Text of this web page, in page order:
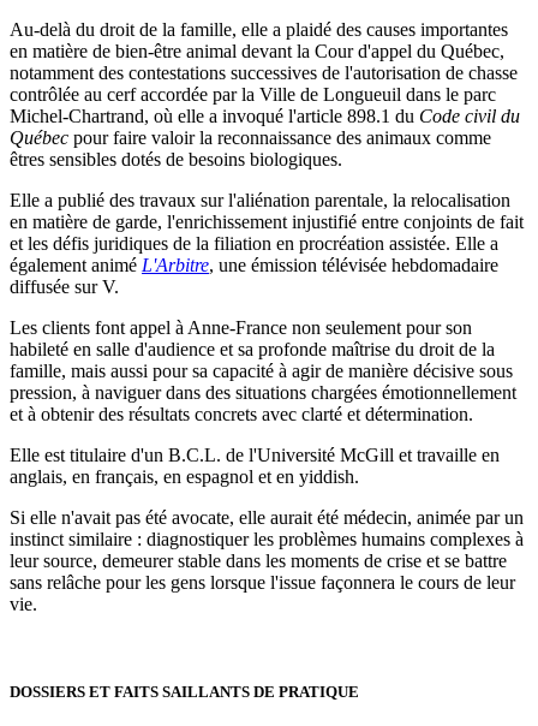
Au-delà du droit de la famille, elle a plaidé des causes importantes
en matière de bien-être animal devant la Cour d'appel du Québec,
notamment des contestations successives de l'autorisation de chasse
contrôlée au cerf accordée par la Ville de Longueuil dans le parc
Michel-Chartrand, où elle a invoqué l'article 898.1 du Code civil du
Québec pour faire valoir la reconnaissance des animaux comme
êtres sensibles dotés de besoins biologiques.
Elle a publié des travaux sur l'aliénation parentale, la relocalisation
en matière de garde, l'enrichissement injustifié entre conjoints de fait
et les défis juridiques de la filiation en procréation assistée. Elle a
également animé L'Arbitre, une émission télévisée hebdomadaire
diffusée sur V.
Les clients font appel à Anne-France non seulement pour son
habileté en salle d'audience et sa profonde maîtrise du droit de la
famille, mais aussi pour sa capacité à agir de manière décisive sous
pression, à naviguer dans des situations chargées émotionnellement
et à obtenir des résultats concrets avec clarté et détermination.
Elle est titulaire d'un B.C.L. de l'Université McGill et travaille en
anglais, en français, en espagnol et en yiddish.
Si elle n'avait pas été avocate, elle aurait été médecin, animée par un
instinct similaire : diagnostiquer les problèmes humains complexes à
leur source, demeurer stable dans les moments de crise et se battre
sans relâche pour les gens lorsque l'issue façonnera le cours de leur
vie.
DOSSIERS ET FAITS SAILLANTS DE PRATIQUE